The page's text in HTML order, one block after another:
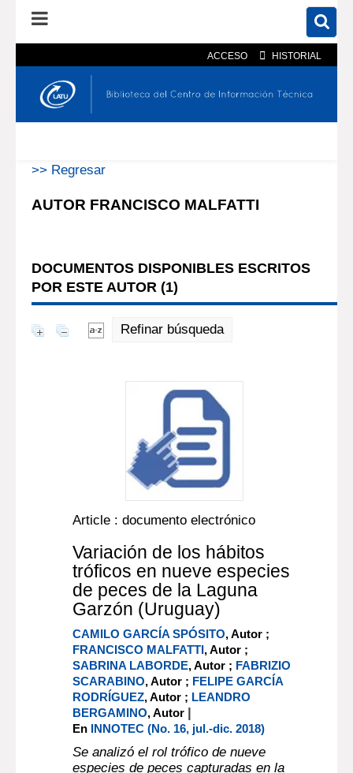
ACCESO HISTORIAL
En el catálogo En el sitio
>> Regresar
AUTOR FRANCISCO MALFATTI
DOCUMENTOS DISPONIBLES ESCRITOS
POR ESTE AUTOR (1)
Refinar búsqueda
Article : documento electrónico
Variación de los hábitos
tróficos en nueve especies
de peces de la Laguna
Garzón (Uruguay)
CAMILO GARCÍA SPÓSITO, Autor ;
FRANCISCO MALFATTI, Autor ;
SABRINA LABORDE, Autor ; FABRIZIO
SCARABINO, Autor ; FELIPE GARCÍA
RODRÍGUEZ, Autor ; LEANDRO
BERGAMINO, Autor |
En INNOTEC (No. 16, jul.-dic. 2018)
Se analizó el rol trófico de nueve
especies de peces capturadas en la